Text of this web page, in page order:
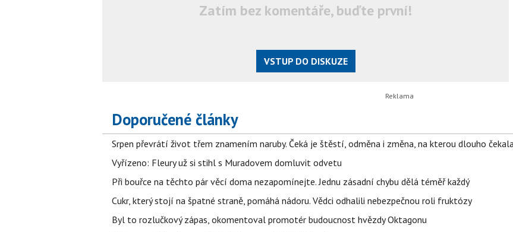
Zatím bez komentáře, buďte první!
VSTUP DO DISKUZE
Doporučené články
Srpen převrátí život třem znamením naruby. Čeká je štěstí, odměna i změna, na kterou dlouho
Vyřízeno: Fleury už si stihl s Muradovem domluvit odvetu
Při bouřce na těchto pár věcí doma nezapomínejte. Jednu zásadní chybu dělá téměř každý
Cukr, který stojí na špatné straně, pomáhá nádoru. Vědci odhalili nebezpečnou roli fruktózy
Byl to rozlučkový zápas, okomentoval promotér budoucnost hvězdy Oktagonu